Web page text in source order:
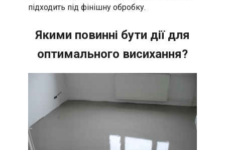
підходить під фінішну обробку.
Якими повинні бути дії для
оптимального висихання?